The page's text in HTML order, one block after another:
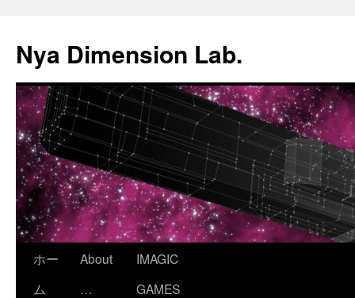
テ
ン
へ
ス
キ
ッ
プ
Nya Dimension Lab.
ホー
ム
About
…
IMAGIC
GAMES